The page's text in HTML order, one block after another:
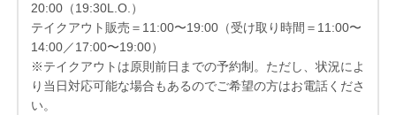
20:00（19:30L.O.）
テイクアウト販売＝11:00〜19:00（受け取り時間＝11:00〜
14:00／17:00〜19:00）
※テイクアウトは原則前日までの予約制。ただし、状況によ
り当日対応可能な場合もあるのでご希望の方はお電話くださ
い。